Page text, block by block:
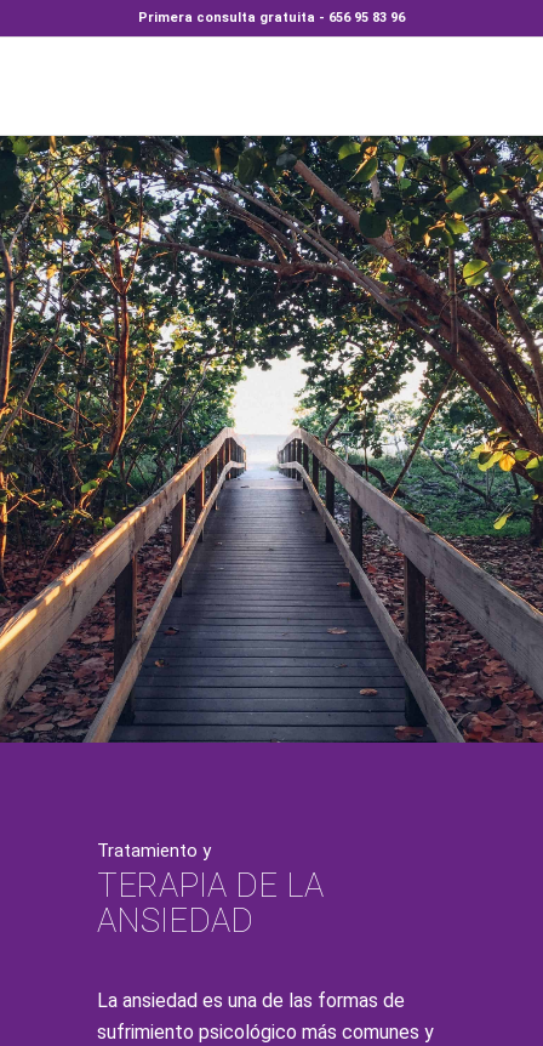
Primera consulta gratuita - 656 95 83 96
Tratamiento y
TERAPIA DE LA
ANSIEDAD
La ansiedad es una de las formas de
sufrimiento psicológico más comunes y